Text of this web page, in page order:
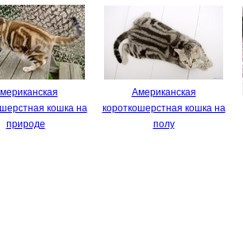
кошка на
природе
Американская
короткошерстная кошка на
полу